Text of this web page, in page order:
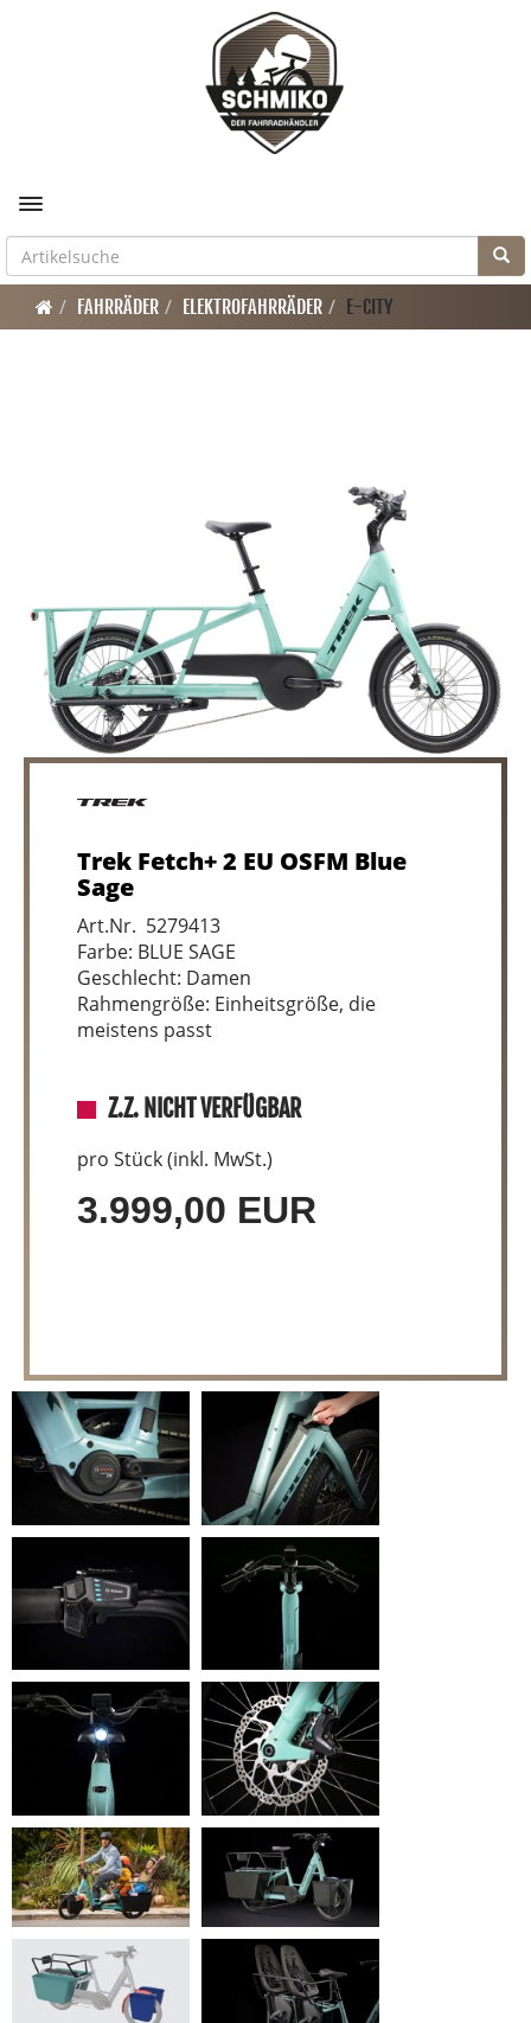
Toggle navigation
FAHRRÄDER ELEKTROFAHRRÄDER E-CITY
Trek Fetch+ 2 EU OSFM Blue
Sage
Art.Nr. 5279413
Farbe: BLUE SAGE
Geschlecht: Damen
Rahmengröße: Einheitsgröße, die
meistens passt
Z.Z. NICHT VERFÜGBAR
pro Stück (inkl. MwSt.)
3.999,00 EUR